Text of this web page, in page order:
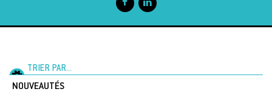
TRIER PAR...
NOUVEAUTÉS